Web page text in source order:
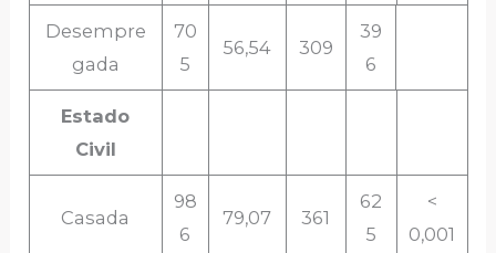
Desempre
gada
70
5
56,54 309
39
6
Estado
Civil
Casada
98
6
79,07 361
62
5
<
0,001